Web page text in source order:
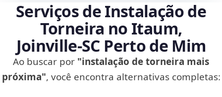
Serviços de Instalação de
Torneira no Itaum,
Joinville‑SC Perto de Mim
Ao buscar por "instalação de torneira mais
próxima", você encontra alternativas completas: